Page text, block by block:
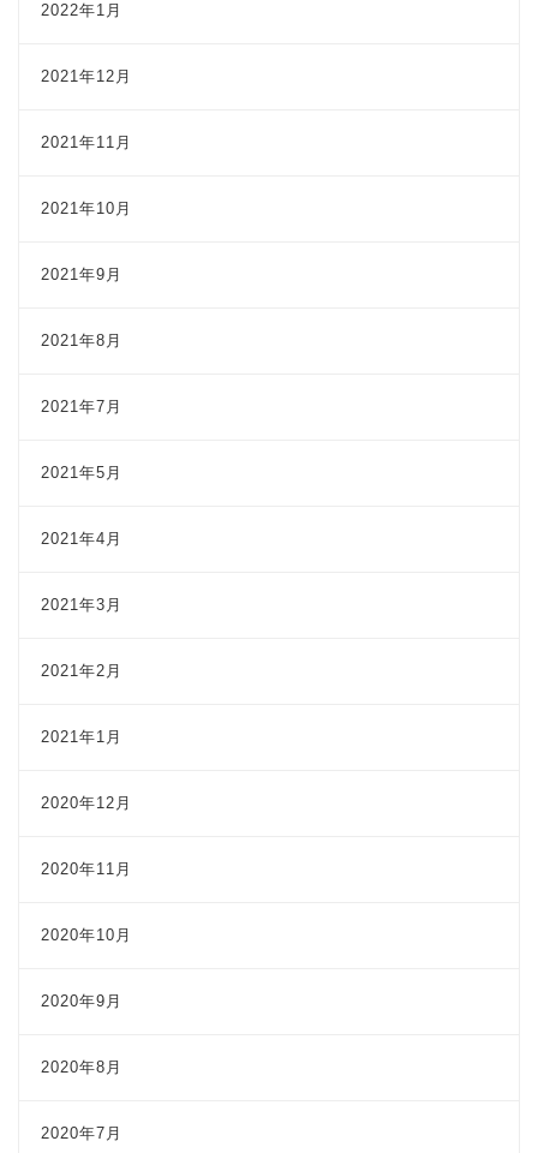
2022年1月
2021年12月
2021年11月
2021年10月
2021年9月
2021年8月
2021年7月
2021年5月
2021年4月
2021年3月
2021年2月
2021年1月
2020年12月
2020年11月
2020年10月
2020年9月
2020年8月
2020年7月